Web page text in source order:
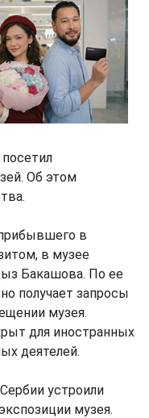
Об этом
в
в музее
Бакашова. По ее
получает запросы
музея.
для иностранных
деятелей.
устроили
музея.